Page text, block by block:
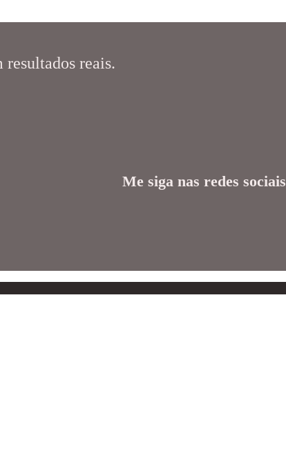
reais.
Me siga nas redes sociais